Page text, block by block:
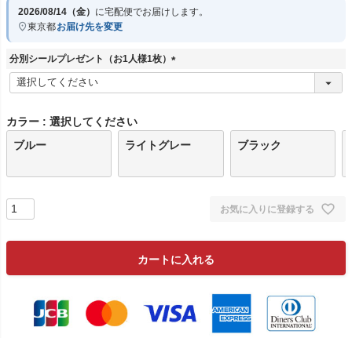
2026/08/14（金） に宅配便でお届けします。
東京都お届け先を変更
分別シールプレゼント（お1人様1枚）
(
必
カラー
選択してください
ブルー
ライトグレー ブラック
お気に入りに登録する
カートに入れる